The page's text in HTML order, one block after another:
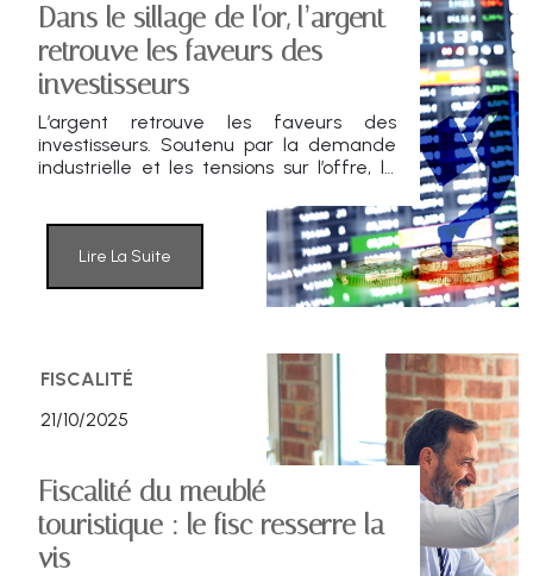
Dans le sillage de l'or, l’argent
retrouve les faveurs des
investisseurs
L’argent retrouve les faveurs des
investisseurs. Soutenu par la demande
industrielle et les tensions sur l’offre, le
stratégique dans la transition
énergétique. Londres confirme sa place
centrale dans ce marché mondial en
Lire La Suite
FISCALITÉ
21/10/2025
Fiscalité du meublé
touristique : le fisc resserre la
vis